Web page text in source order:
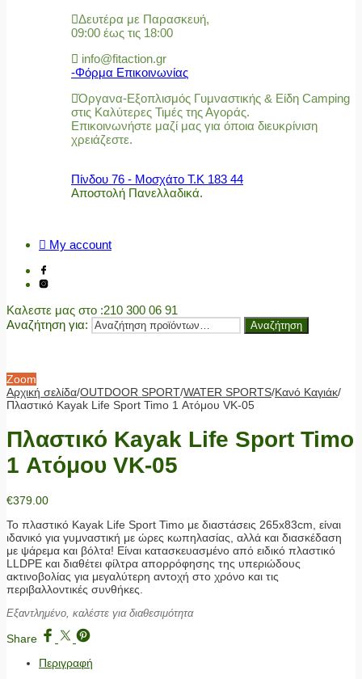
Δευτέρα με Παρασκευή,
09:00 έως τις 18:00
info@fitaction.gr
-Φόρμα Επικοινωνίας
Όργανα-Εξοπλισμός Γυμναστικής & Είδη Camping
στις Καλύτερες Τιμές της Αγοράς.
Επικοινωνήστε μαζί μας για όποια διευκρίνιση
χρειάζεστε.
Πίνδου 76 - Μοσχάτο Τ.Κ 183 44
Αποστολή Πανελλαδικά.
My account
Καλεστε μας στο :210 300 06 91
Αναζήτηση για:
Αναζήτηση
Zoom
Αρχική σελίδα/OUTDOOR SPORT/WATER SPORTS/Κανό Καγιάκ/
Πλαστικό Kayak Life Sport Timo 1 Ατόμου VK-05
Πλαστικό Kayak Life Sport Timo
1 Ατόμου VK-05
€379.00
Το πλαστικό Kayak Life Sport Timo με διαστάσεις 265x83cm, είναι
ιδανικό για γυμναστική με ώρες κωπηλασίας, αλλά και διασκέδαση
με ψάρεμα και βόλτα! Είναι κατασκευασμένο από ειδικό πλαστικό
LLDPE και διαθέτει φίλτρα απορρόφησης της υπεριώδους
ακτινοβολίας για μεγαλύτερη αντοχή στο χρόνο και τις
περιβαλλοντικές συνθήκες.
Εξαντλημένο, καλέστε για διαθεσιμότητα
Share
Περιγραφή